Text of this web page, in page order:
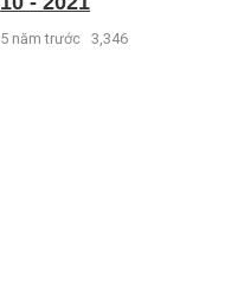
5 năm trước 3,346